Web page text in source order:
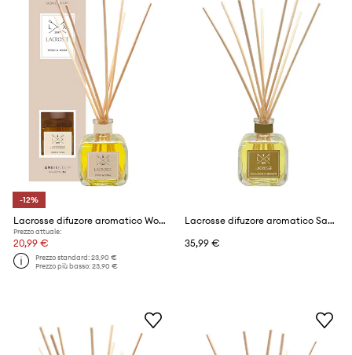
-12%
Lacrosse difuzore aromatico Wood & Tonka 100 ml
Prezzo attuale:
20,99 €
Prezzo standard:23,90 €
Prezzo più basso:23,90 €
Lacrosse difuzore aromatico Sandalwood & Bergamot 200 ml
35,99 €